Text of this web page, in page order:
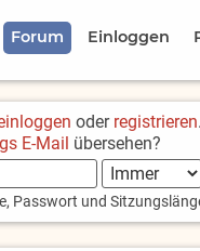
Forum Einloggen
oder registrieren.
E-Mail übersehen?
Passwort und